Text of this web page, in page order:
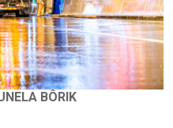
BÔRIK